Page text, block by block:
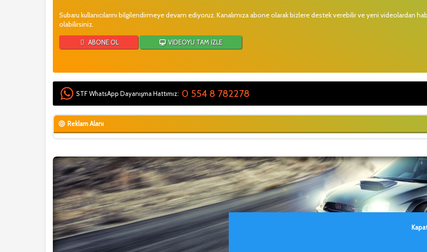
Subaru kullanıcılarını bilgilendirmeye devam ediyoruz. Kanalımıza abone olarak bizlere destek verebilir ve yeni videolardan
olabilirsiniz.
ABONE OL VİDEOYU TAM İZLE
STF WhatsApp Dayanışma Hattımız: 0 554 8 782278
Reklam Alanı